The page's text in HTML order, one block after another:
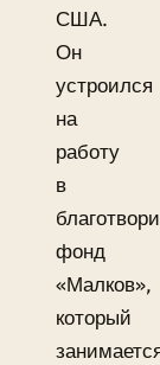
США.
Он
устроился
на
работу
в
фонд
«Малков»,
который